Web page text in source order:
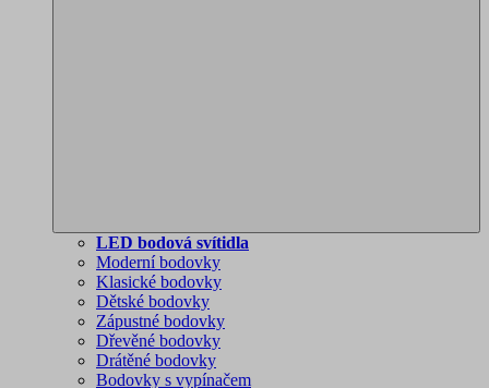
LED bodová svítidla
Moderní bodovky
Klasické bodovky
Dětské bodovky
Zápustné bodovky
Dřevěné bodovky
Drátěné bodovky
Bodovky s vypínačem